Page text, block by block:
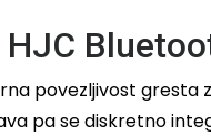
povezljivost
pa se diskretno